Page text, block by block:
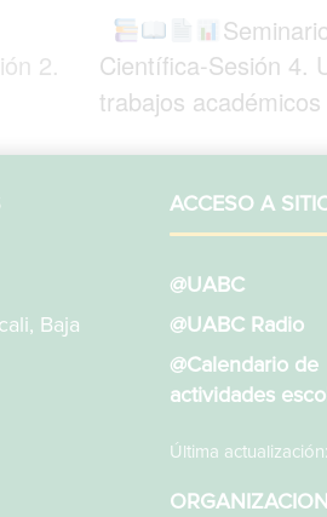
2.
Científica-Sesión 4.
trabajos académicos
Baja
ACCESO A
@UABC
@UABC Radio
@Calendario de
actividades
Última